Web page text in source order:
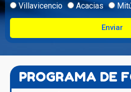
Villavicencio
Acacias
Enviar
PROGRAMA DE